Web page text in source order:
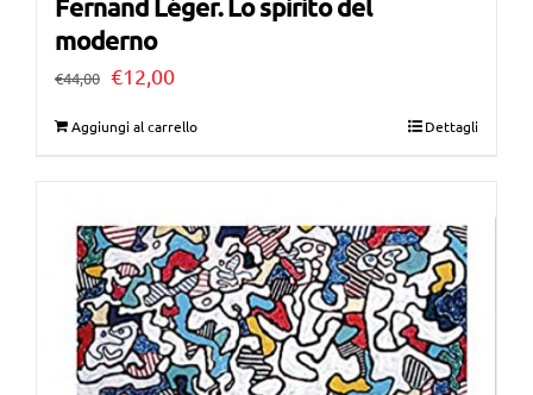
moderno
€44,00 Il
€44,00.
€12,00Il
€12,00.
Aggiungi al carrello Dettagli